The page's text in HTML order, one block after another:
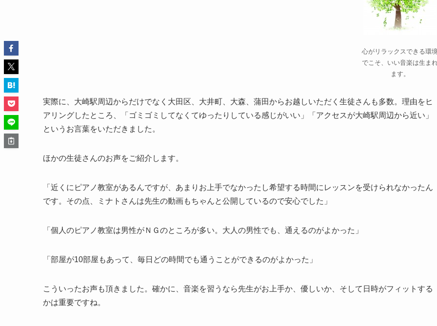
心がリラックスできる環
でこそ、いい音楽は生ま
ます。
実際に、大崎駅周辺からだけでなく大田区、大井町、大森、蒲田からお越しいただく生徒さんも多数。理由をヒ
アリングしたところ、「ゴミゴミしてなくてゆったりしている感じがいい」「アクセスが大崎駅周辺から近い」
というお言葉をいただきました。
ほかの生徒さんのお声をご紹介します。
「近くにピアノ教室があるんですが、あまりお上手でなかったし希望する時間にレッスンを受けられなかったん
です。その点、ミナトさんは先生の動画もちゃんと公開しているので安心でした」
「個人のピアノ教室は男性がＮＧのところが多い。大人の男性でも、通えるのがよかった」
「部屋が10部屋もあって、毎日どの時間でも通うことができるのがよかった」
こういったお声も頂きました。確かに、音楽を習うなら先生がお上手か、優しいか、そして日時がフィットする
かは重要ですね。